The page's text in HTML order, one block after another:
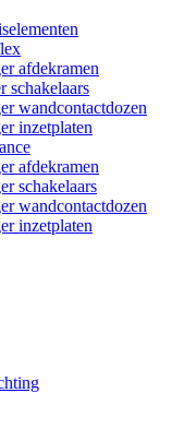
afdekramen
schakelaars
wandcontactdozen
inzetplaten
afdekramen
schakelaars
wandcontactdozen
inzetplaten